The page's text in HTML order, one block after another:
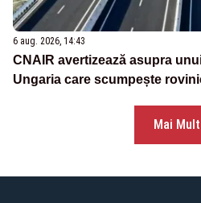
6 aug. 2026, 14:43
CNAIR avertizează asupra
Ungaria care scumpește
Mai